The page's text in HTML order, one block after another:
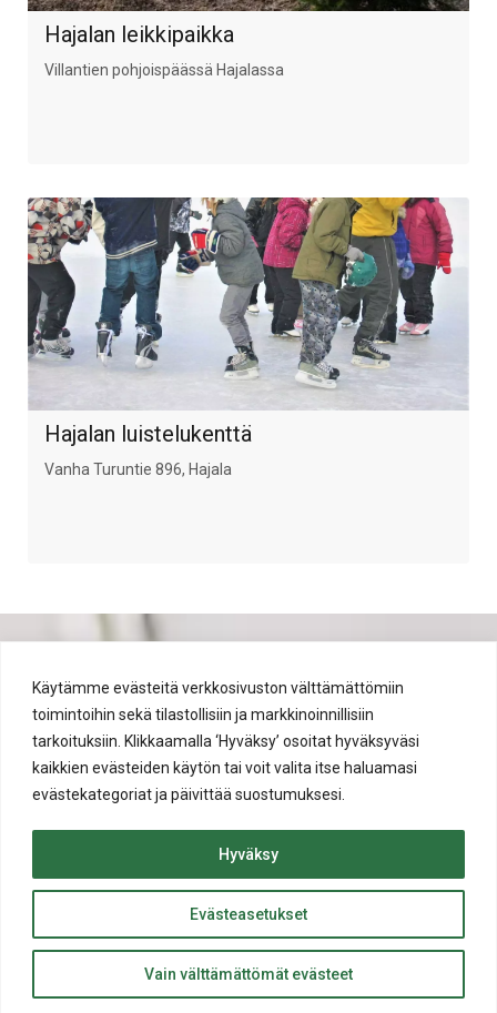
Käytämme evästeitä verkkosivuston välttämättömiin
toimintoihin sekä tilastollisiin ja markkinoinnillisiin
tarkoituksiin. Klikkaamalla ‘Hyväksy’ osoitat hyväksyväsi
kaikkien evästeiden käytön tai voit valita itse haluamasi
evästekategoriat ja päivittää suostumuksesi.
Evästeasetukset
Vain välttämättömät evästeet
Hyväksy
Hajalan leikkipaikka
Villantien pohjoispäässä Hajalassa
Hajalan luistelukenttä
Vanha Turuntie 896, Hajala
ylös